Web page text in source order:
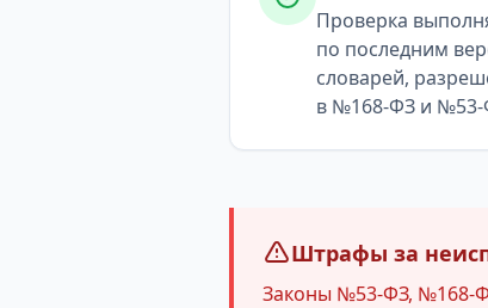
Проверка
по последним
словарей,
в №168-ФЗ и №53-
Штрафы за
Законы №53-ФЗ, №168-